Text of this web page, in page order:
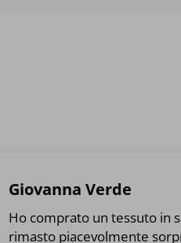
Giovanna Verde
Ho comprato un tessuto in
rimasto piacevolmente